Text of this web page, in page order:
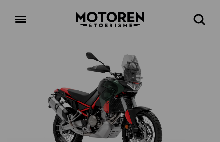
Open
Homepage Zoeken